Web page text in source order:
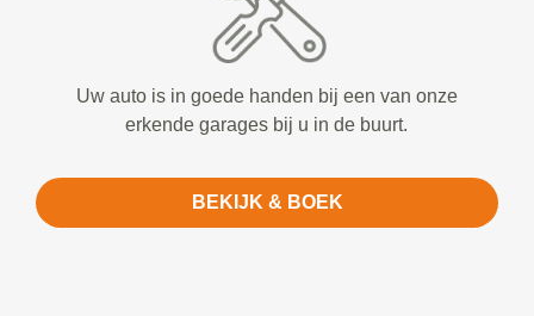
Uw auto is in goede handen bij een van onze
erkende garages bij u in de buurt.
BEKIJK & BOEK